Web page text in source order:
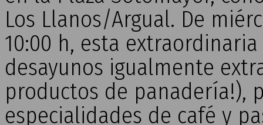
Los Llanos/Argual. De
10:00 h, esta
desayunos igualmente
productos de panadería!),
especialidades de café y